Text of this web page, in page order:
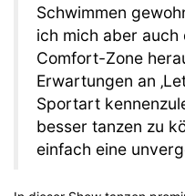
Schwimmen
ich mich aber auch
Comfort-Zone
Erwartungen an
Sportart
besser tanzen zu
einfach eine